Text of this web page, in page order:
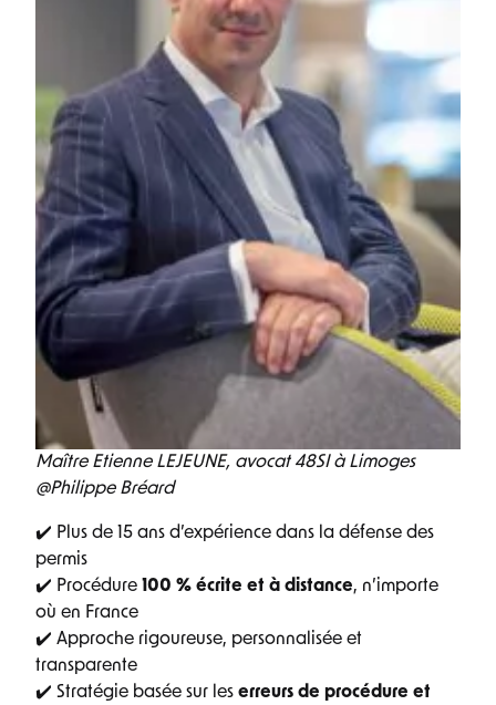
Maître Etienne LEJEUNE, avocat 48SI à Limoges
@Philippe Bréard
✔️ Plus de 15 ans d’expérience dans la défense des
permis
✔️ Procédure 100 % écrite et à distance, n’importe
où en France
✔️ Approche rigoureuse, personnalisée et
transparente
✔️ Stratégie basée sur les erreurs de procédure et